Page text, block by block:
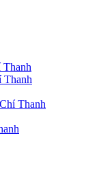
Thanh
Thanh
Thanh